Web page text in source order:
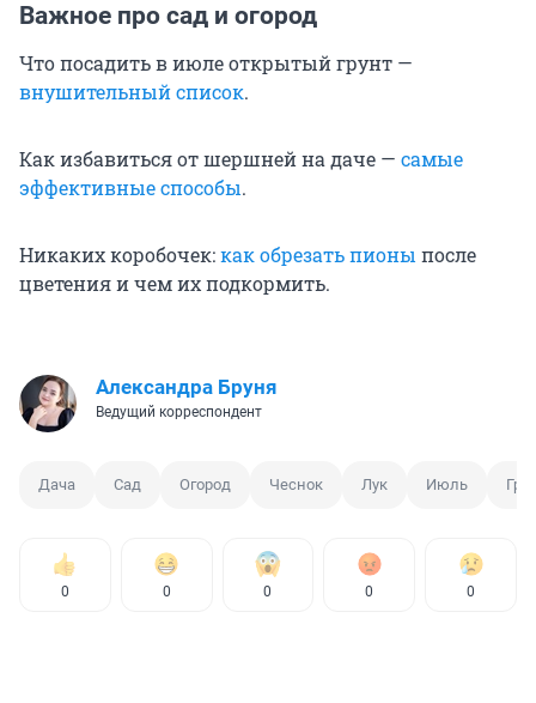
Важное про сад и огород
Что посадить в июле открытый грунт —
внушительный список.
Как избавиться от шершней на даче — самые
эффективные способы.
Никаких коробочек:как обрезать пионы после
цветения и чем их подкормить.
Александра Бруня
Ведущий корреспондент
Дача Сад Огород Чеснок Лук Июль
0 0 0 0 0